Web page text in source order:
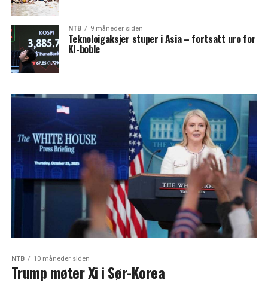
NTB 9 måneder siden
Teknoloigaksjer stuper i Asia – fortsatt uro for
KI-boble
NTB 10 måneder siden
Trump møter Xi i Sør-Korea